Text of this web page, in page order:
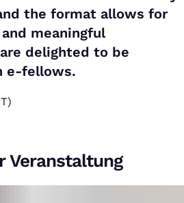
the format allows for
meaningful
delighted to be
e-fellows.
Veranstaltung